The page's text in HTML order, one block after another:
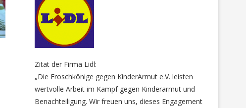
Armandos Familie...
20. März 2025 12. November 2025
Zitat der Firma Lidl:
„Die Froschkönige gegen KinderArmut e.V. leisten
wertvolle Arbeit im Kampf gegen Kinderarmut und
Benachteiligung. Wir freuen uns, dieses Engagement